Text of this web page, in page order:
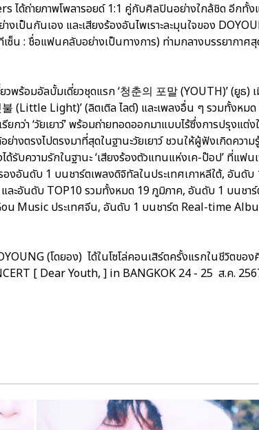
ได้ถ่ายภาพโพลารอยด์ 1:1 คู่กับศิลปินอย่างใกล้ชิด อีกทั้
เป็นกันเอง และเสียงร้องอันไพเราะละมุนใจของ
ซ็น : ชื่อแฟนคลับอย่างเป็นทางการ) ท่ามกลางบรรยากาศ
พร้อมอัลบั้มเดี่ยวชุดแรก ‘청춘의 포말 (YOUTH)’ (ยูธ)
(Little Light)’ (ลิตเติล ไลต์) และเพลงอื่น ๆ รวมทั้งหม
ว่า ‘วัยเยาว์’ พร้อมถ่ายทอดออกมาแบบไร้ซึ่งการปรุงแต่ง
ย่างตรงไปตรงมาที่สุดในฐานะวัยเยาว์ ชวนให้ผู้ฟังเกิดควา
ด้รับความรักในฐานะ ‘เสียงร้องตัวแทนแห่งเค-ป๊อป’ ที่แฟน
องอันดับ 1 บนชาร์ตเพลงดิจิทัลในประเทศเกาหลีใต้, อันดั
ละอันดับ TOP10 รวมทั้งหมด 19 ภูมิภาค, อันดับ 1 บนชา
Music ประเทศจีน, อันดับ 1 บนชาร์ต Real-time
(โดยอง) ได้ในโซโล่คอนเสิร์ตครั้งแรกในชีวิตขอ
[ Dear Youth, ] in BANGKOK 24 - 25 ส.ค.